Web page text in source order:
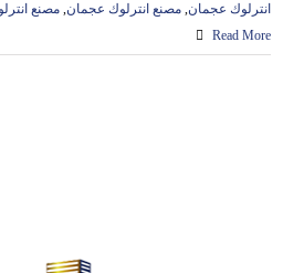
انترلوك عجمان, مصنع انترلوك عجمان, مصنع
Read More